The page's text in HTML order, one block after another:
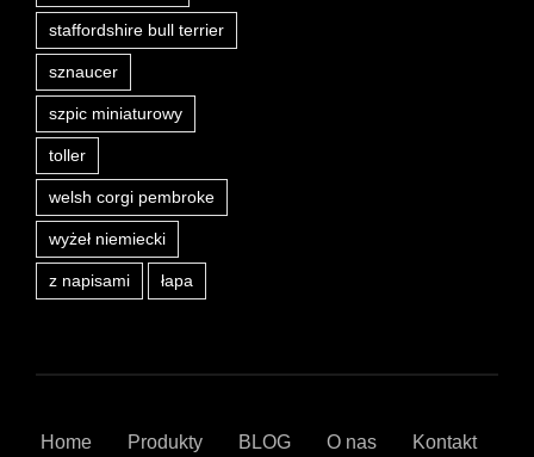
staffordshire bull terrier
sznaucer
szpic miniaturowy
toller
welsh corgi pembroke
wyżeł niemiecki
z napisami łapa
Home Produkty BLOG O nas Kontakt